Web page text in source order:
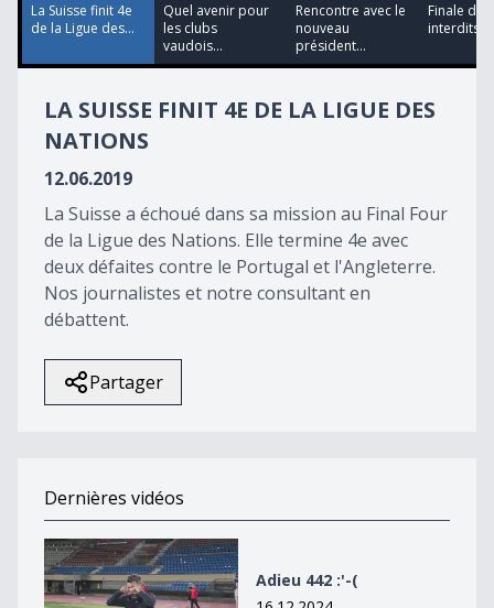
48
seconds
La Suisse finit 4e
de la Ligue des...
Quel avenir pour
les clubs
vaudois...
Rencontre avec le
nouveau
président...
Finale du
interdits
LA SUISSE FINIT 4E DE LA LIGUE DES
NATIONS
12.06.2019
La Suisse a échoué dans sa mission au Final Four
de la Ligue des Nations. Elle termine 4e avec
deux défaites contre le Portugal et l'Angleterre.
Nos journalistes et notre consultant en
débattent.
Partager
Dernières vidéos
Adieu 442 :&#039;-(
Adieu 442 :'-(